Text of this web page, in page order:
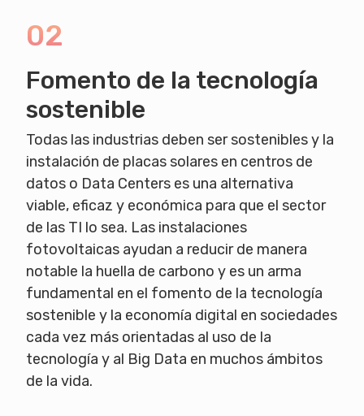
02
Fomento de la tecnología
sostenible
Todas las industrias deben ser sostenibles y la
instalación de placas solares en centros de
datos o Data Centers es una alternativa
viable, eficaz y económica para que el sector
de las TI lo sea. Las instalaciones
fotovoltaicas ayudan a reducir de manera
notable la huella de carbono y es un arma
fundamental en el fomento de la tecnología
sostenible y la economía digital en sociedades
cada vez más orientadas al uso de la
tecnología y al Big Data en muchos ámbitos
de la vida.